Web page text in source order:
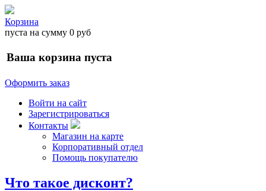
Корзина
пуста на сумму 0 руб
Ваша корзина пуста
Оформить заказ
Войти на сайт
Зарегистрироваться
Контакты
Магазин на карте
Корпоративный отдел
Помощь покупателю
Что такое дисконт?